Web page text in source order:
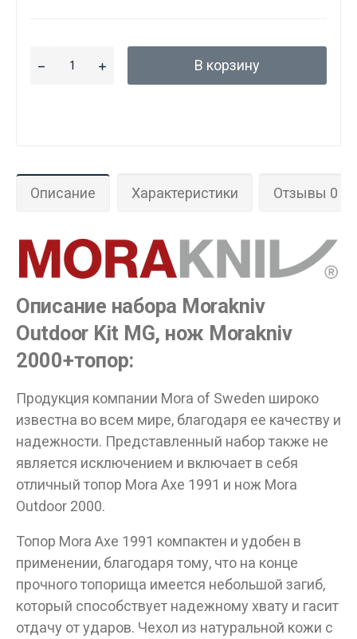
В корзину
Описание Характеристики Отзывы 0
Описание набора Morakniv
Outdoor Kit MG, нож Morakniv
2000+топор:
Продукция компании Mora of Sweden широко
известна во всем мире, благодаря ее качеству и
надежности. Представленный набор также не
является исключением и включает в себя
отличный топор Mora Axe 1991 и нож Mora
Outdoor 2000.
Топор Mora Axe 1991 компактен и удобен в
применении, благодаря тому, что на конце
прочного топорища имеется небольшой загиб,
который способствует надежному хвату и гасит
отдачу от ударов. Чехол из натуральной кожи с